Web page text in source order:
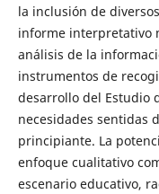
la inclusión de
informe interpretativo
análisis de la
instrumentos de
desarrollo del Estudio
necesidades sentidas
principiante. La
enfoque cualitativo
escenario educativo,